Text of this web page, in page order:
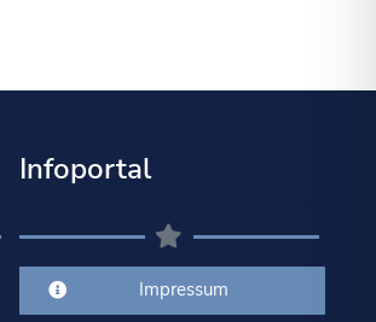
Infoportal
Impressum